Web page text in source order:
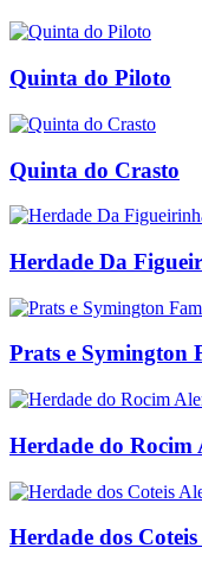
Quinta do Piloto
Quinta do Crasto
Herdade Da
Prats e Symington
Herdade do Rocim
Herdade dos